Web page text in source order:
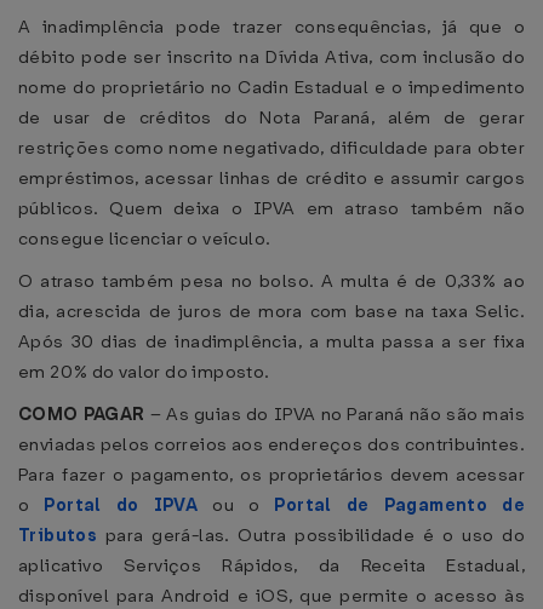
A inadimplência pode trazer consequências, já que o
débito pode ser inscrito na Dívida Ativa, com inclusão do
nome do proprietário no Cadin Estadual e o impedimento
de usar de créditos do Nota Paraná, além de gerar
restrições como nome negativado, dificuldade para obter
empréstimos, acessar linhas de crédito e assumir cargos
públicos. Quem deixa o IPVA em atraso também não
consegue licenciar o veículo.
O atraso também pesa no bolso. A multa é de 0,33% ao
dia, acrescida de juros de mora com base na taxa Selic.
Após 30 dias de inadimplência, a multa passa a ser fixa
em 20% do valor do imposto.
COMO PAGAR – As guias do IPVA no Paraná não são mais
enviadas pelos correios aos endereços dos contribuintes.
Para fazer o pagamento, os proprietários devem acessar
o Portal do IPVA ou o Portal de Pagamento de
Tributos para gerá-las. Outra possibilidade é o uso do
aplicativo Serviços Rápidos, da Receita Estadual,
disponível para Android e iOS, que permite o acesso às